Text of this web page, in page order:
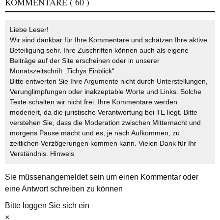
Liebe Leser!
Wir sind dankbar für Ihre Kommentare und schätzen Ihre aktive
Beteiligung sehr. Ihre Zuschriften können auch als eigene
Beiträge auf der Site erscheinen oder in unserer
Monatszeitschrift „Tichys Einblick“.
Bitte entwerten Sie Ihre Argumente nicht durch Unterstellungen,
Verunglimpfungen oder inakzeptable Worte und Links. Solche
Texte schalten wir nicht frei. Ihre Kommentare werden
moderiert, da die juristische Verantwortung bei TE liegt. Bitte
verstehen Sie, dass die Moderation zwischen Mitternacht und
morgens Pause macht und es, je nach Aufkommen, zu
zeitlichen Verzögerungen kommen kann. Vielen Dank für Ihr
Verständnis. Hinweis
Sie müssenangemeldetsein um einen Kommentar oder
eine Antwort schreiben zu können
Bitte loggen Sie sich ein
×